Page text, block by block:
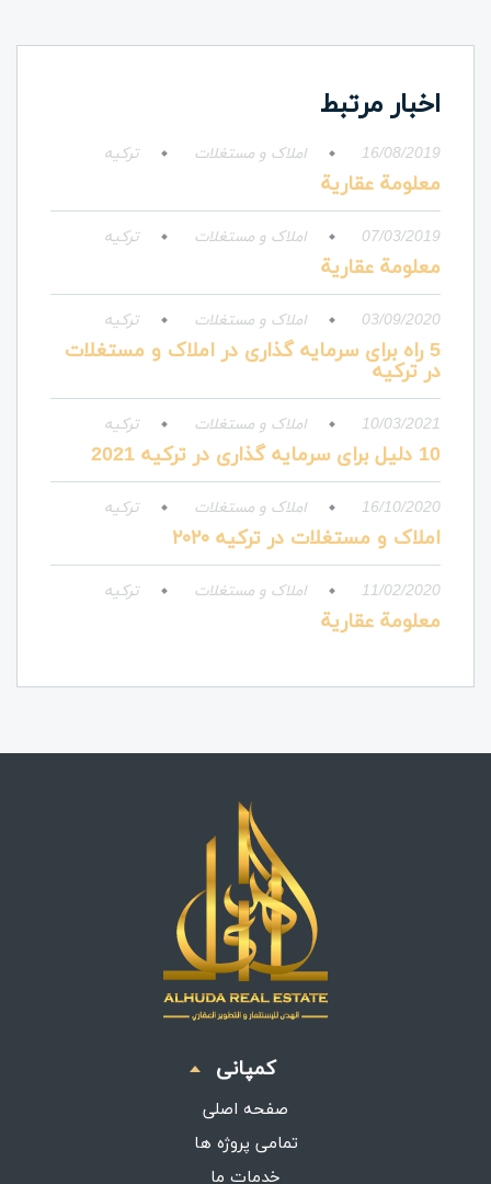
اخبار مرتبط
16/08/2019 املاک و مستغلات ترکیه
معلومة عقارية
07/03/2019 املاک و مستغلات ترکیه
معلومة عقارية
03/09/2020 املاک و مستغلات ترکیه
5 راه برای سرمایه گذاری در املاک و مستغلات
در ترکیه
10/03/2021 املاک و مستغلات ترکیه
10 دلیل برای سرمایه گذاری در ترکیه 2021
16/10/2020 املاک و مستغلات ترکیه
املاک و مستغلات در ترکیه ۲۰۲۰
11/02/2020 املاک و مستغلات ترکیه
معلومة عقارية
کمپانی
صفحه اصلی
تمامی پروژه ها
خدمات ما